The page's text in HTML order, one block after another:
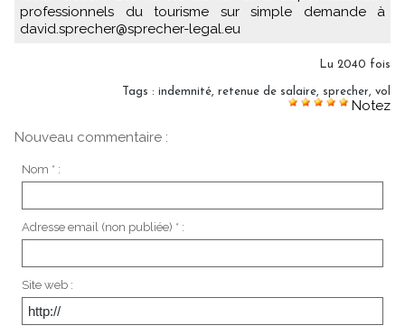
professionnels du tourisme sur simple demande à
david.sprecher@sprecher-legal.eu
Lu 2040 fois
Tags : indemnité, retenue de salaire, sprecher, vol
Notez
Nouveau commentaire :
Nom * :
Adresse email (non publiée) * :
Site web :